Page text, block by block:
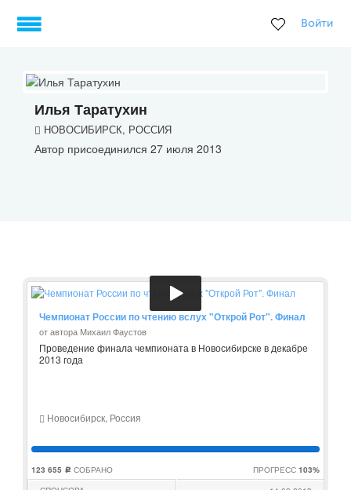
Войти
Илья Таратухин
НОВОСИБИРСК, РОССИЯ
Автор присоединился 27 июля 2013
Чемпионат России по чтению вслух "Открой Рот". Финал
от автора Михаил Фаустов
Проведение финала чемпионата в Новосибирске в декабре
2013 года
Новосибирск, Россия
123 655 c СОБРАНО ПРОГРЕСС 103%